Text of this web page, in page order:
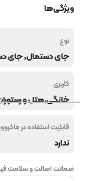
ویژگی‌ها
نوع
کاربری
قابلیت استفاده در
ندارد
ضمانت اصالت و سلامت